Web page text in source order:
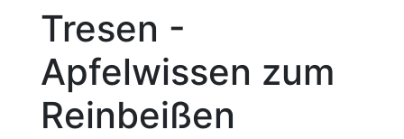
Tresen -
Apfelwissen zum
Reinbeißen